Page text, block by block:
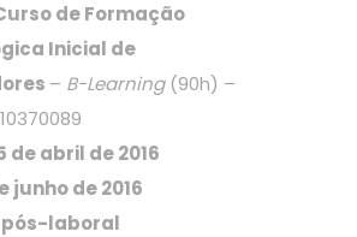
de Formação
Inicial de
– B-Learning(90h) –
de abril de 2016
junho de 2016
pós-laboral